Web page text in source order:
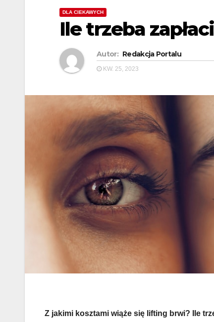
DLA CIEKAWYCH
Ile trzeba
Autor: Redakcja Portalu
KW. 25, 2023
Z jakimi kosztami wiąże się lifting brwi? Ile